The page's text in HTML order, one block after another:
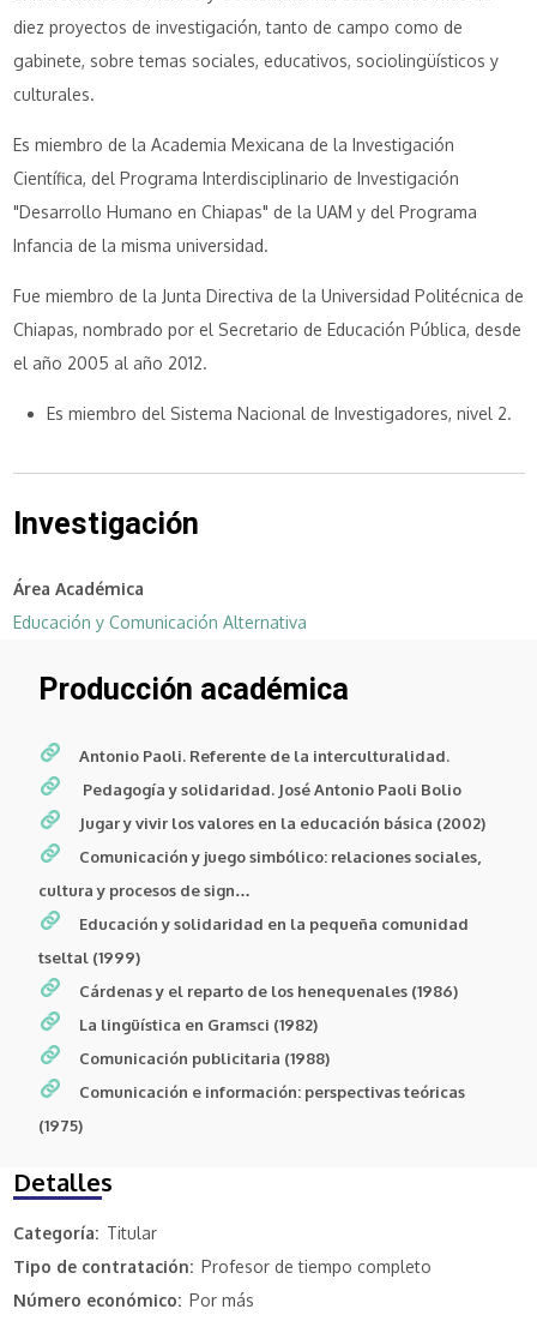
Detalles
Categoría
Titular
Tipo de contratación
Profesor de tiempo completo
Número económico
Por más
diez proyectos de investigación, tanto de campo como de
gabinete, sobre temas sociales, educativos, sociolingüísticos y
culturales.
Es miembro de la Academia Mexicana de la Investigación
Científica, del Programa Interdisciplinario de Investigación
"Desarrollo Humano en Chiapas" de la UAM y del Programa
Infancia de la misma universidad.
Fue miembro de la Junta Directiva de la Universidad Politécnica de
Chiapas, nombrado por el Secretario de Educación Pública, desde
el año 2005 al año 2012.
Es miembro del Sistema Nacional de Investigadores, nivel 2.
Investigación
Área Académica
Educación y Comunicación Alternativa
Producción académica
Antonio Paoli. Referente de la interculturalidad.
Pedagogía y solidaridad. José Antonio Paoli Bolio
Jugar y vivir los valores en la educación básica (2002)
Comunicación y juego simbólico: relaciones sociales,
cultura y procesos de sign…
Educación y solidaridad en la pequeña comunidad
tseltal (1999)
Cárdenas y el reparto de los henequenales (1986)
La lingüística en Gramsci (1982)
Comunicación publicitaria (1988)
Comunicación e información: perspectivas teóricas
(1975)